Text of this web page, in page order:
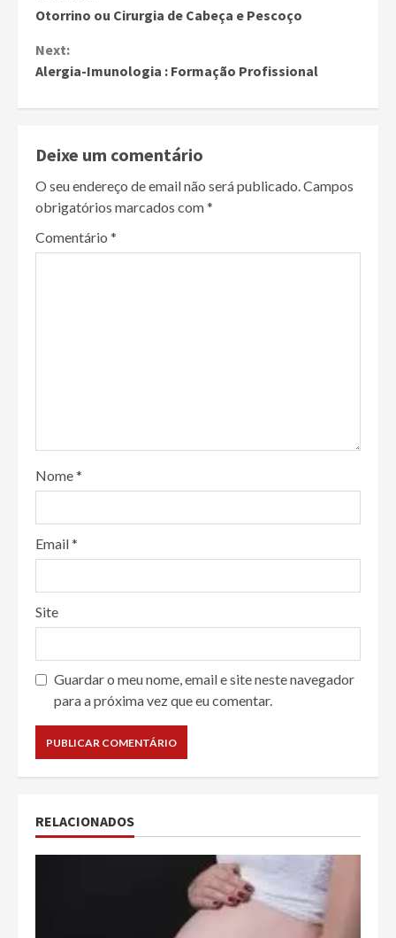
Otorrino ou Cirurgia de Cabeça e Pescoço
Next:
Alergia-Imunologia : Formação Profissional
Deixe um comentário
O seu endereço de email não será publicado.Campos
obrigatórios marcados com*
Comentário *
Nome*
Email*
Site
Guardar o meu nome, email e site neste navegador
para a próxima vez que eu comentar.
RELACIONADOS